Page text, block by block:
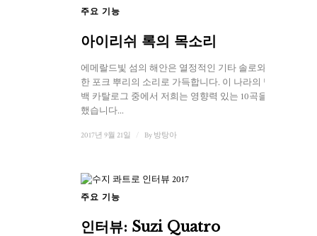
주요 기능
아이리쉬 록의 목소리
에메랄드빛 섬의 해안은 열정적인 기타 솔로와 유쾌
한 포크 뿌리의 소리로 가득합니다. 이 나라의 방대한
백 카탈로그 중에서 저희는 영향력 있는 10곡을 엄선
했습니다...
2017년 9월 21일 By 방탕아
주요 기능
인터뷰: Suzi Quatro